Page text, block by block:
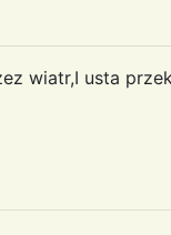
wiatr,I usta